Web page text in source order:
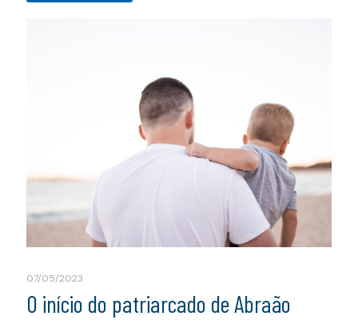
07/05/2023
O início do patriarcado de Abraão